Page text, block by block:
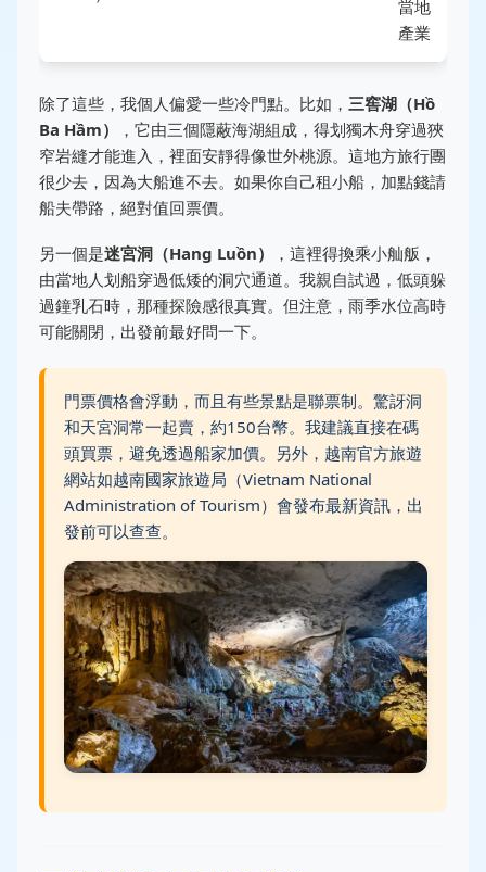
當地
產業
除了這些，我個人偏愛一些冷門點。比如， 三窖湖（Hồ
Ba Hầm）
，它由三個隱蔽海湖組成，得划獨木舟穿過狹
窄岩縫才能進入，裡面安靜得像世外桃源。這地方旅行團
很少去，因為大船進不去。如果你自己租小船，加點錢請
船夫帶路，絕對值回票價。
另一個是迷宮洞（Hang Luồn）
，這裡得換乘小舢舨，
由當地人划船穿過低矮的洞穴通道。我親自試過，低頭躲
過鐘乳石時，那種探險感很真實。但注意，雨季水位高時
可能關閉，出發前最好問一下。
門票價格會浮動，而且有些景點是聯票制。驚訝洞
和天宮洞常一起賣，約150台幣。我建議直接在碼
頭買票，避免透過船家加價。另外，越南官方旅遊
網站如越南國家旅遊局（Vietnam National
Administration of Tourism）會發布最新資訊，出
發前可以查查。